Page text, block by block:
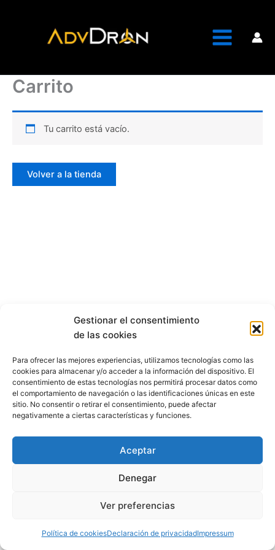
Gestionar el consentimiento
de las cookies
Para ofrecer las mejores experiencias, utilizamos tecnologías como las
cookies para almacenar y/o acceder a la información del dispositivo. El
consentimiento de estas tecnologías nos permitirá procesar datos como
el comportamiento de navegación o las identificaciones únicas en este
sitio. No consentir o retirar el consentimiento, puede afectar
negativamente a ciertas características y funciones.
Aceptar
Denegar
Ver preferencias
Política de cookiesDeclaración de privacidadImpressum
Carrito
Tu carrito está vacío.
Volver a la tienda
Aviso Legal
Politics de cookies